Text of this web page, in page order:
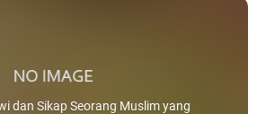
dan Sikap Seorang Muslim yang